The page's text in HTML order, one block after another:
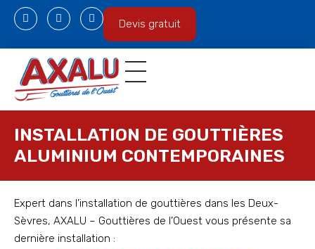
Devis gratuit
INSTALLATION DE GOUTTIÈRES
ALUMINIUM CONTEMPORAINES
Expert dans l’installation de gouttières dans les Deux-
Sèvres, AXALU – Gouttières de l’Ouest vous présente sa
dernière installation :